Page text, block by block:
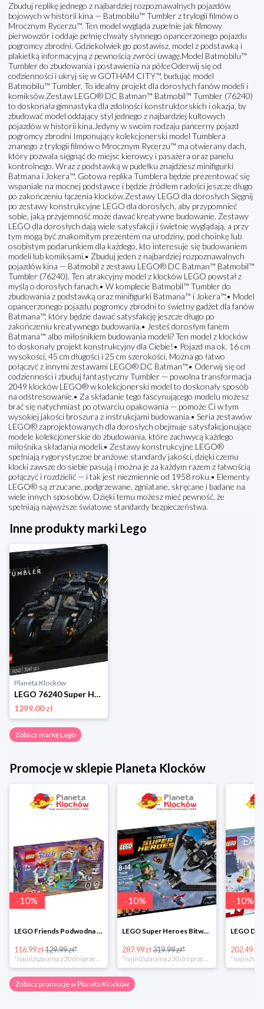
Zbuduj replikę jednego z najbardziej rozpoznawalnych pojazdów
bojowych w historii kina — Batmobilu™ Tumbler z trylogii filmów o
Mrocznym Rycerzu™. Ten model wygląda zupełnie jak filmowy
pierwowzór i oddaje pełnię chwały słynnego opancerzonego pojazdu
pogromcy zbrodni. Gdziekolwiek go postawisz, model z podstawką i
plakietką informacyjną z pewnością zwróci uwagę.Model Batmobilu™
Tumbler do zbudowania i postawienia na półceOderwij się od
codzienności i ukryj się w GOTHAM CITY™, budując model
Batmobilu™ Tumbler. To idealny projekt dla dorosłych fanów modeli i
komiksów.Zestaw LEGO® DC Batman™ Batmobil™ Tumbler (76240)
to doskonała gimnastyka dla zdolności konstruktorskich i okazja, by
zbudować model oddający styl jednego z najbardziej kultowych
pojazdów w historii kina.Jedyny w swoim rodzaju pancerny pojazd
pogromcy zbrodni Imponujący kolekcjonerski model Tumblera
znanego z trylogii filmów o Mrocznym Rycerzu™ ma otwierany dach,
który pozwala sięgnąć do miejsc kierowcy i pasażera oraz panelu
kontrolnego. Wraz z podstawką w pudełku znajdziesz minifigurki
Batmana i Jokera™. Gotowa replika Tumblera będzie prezentować się
wspaniale na mocnej podstawce i będzie źródłem radości jeszcze długo
po zakończeniu łączenia klocków.Zestawy LEGO dla dorosłych Sięgnij
po zestawy konstrukcyjne LEGO dla dorosłych, aby przypomnieć
sobie, jaką przyjemność może dawać kreatywne budowanie. Zestawy
LEGO dla dorosłych dają wiele satysfakcji i świetnie wyglądają, a przy
tym mogą być znakomitym prezentem na urodziny, pod choinkę lub
osobistym podarunkiem dla każdego, kto interesuje się budowaniem
modeli lub komiksami.• Zbuduj jeden z najbardziej rozpoznawalnych
pojazdów kina — Batmobil z zestawu LEGO® DC Batman™ Batmobil™
Tumbler (76240). Ten atrakcyjny model z klocków LEGO powstał z
myślą o dorosłych fanach.• W komplecie Batmobil™ Tumbler do
zbudowania z podstawką oraz minifigurki Batmana™ i Jokera™.• Model
opancerzonego pojazdu pogromcy zbrodni to świetny gadżet dla fanów
Batmana™, który będzie dawać satysfakcję jeszcze długo po
zakończeniu kreatywnego budowania.• Jesteś dorosłym fanem
Batmana™ albo miłośnikiem budowania modeli? Ten model z klocków
to doskonały projekt konstrukcyjny dla Ciebie!• Pojazd ma ok. 16 cm
wysokości, 45 cm długości i 25 cm szerokości. Można go łatwo
połączyć z innymi zestawami LEGO® DC Batman™.• Oderwij się od
codzienności i zbuduj fantastyczny Tumbler — powolna transformacja
2049 klocków LEGO® w kolekcjonerski model to doskonały sposób
na odstresowanie.• Za składanie tego fascynującego modelu możesz
brać się natychmiast po otwarciu opakowania — pomoże Ci w tym
wysokiej jakości broszura z instrukcjami budowania.• Seria zestawów
LEGO® zaprojektowanych dla dorosłych obejmuje satysfakcjonujące
modele kolekcjonerskie do zbudowania, które zachwycą każdego
miłośnika składania modeli.• Zestawy konstrukcyjne LEGO®
spełniają rygorystyczne branżowe standardy jakości, dzięki czemu
klocki zawsze do siebie pasują i można je za każdym razem z łatwością
połączyć i rozdzielić — i tak jest niezmiennie od 1958 roku.• Elementy
LEGO® są zrzucane, podgrzewane, zgniatane, skręcane i badane na
wiele innych sposobów. Dzięki temu możesz mieć pewność, że
spełniają najwyższe światowe standardy bezpieczeństwa.
Inne produkty marki Lego
Planeta Klocków
LEGO 76240 Super Heroes Batmobile Tumbler Lego
1299.00 zł
Zobacz markę Lego
Promocje w sklepie Planeta Klocków
-10%
LEGO Friends Podwodna Frajda w super cenie
116.99 zł129.99 zł*
*najniższa cena z 30 dni przed obniżką
-10%
LEGO Super Heroes Bitwa powietrzna w super cenie
287.99 zł319.99 zł*
*najniższa cena z 30 dni przed obniżką
-10%
202.49 zł
Zobacz promocje w Planeta Klocków